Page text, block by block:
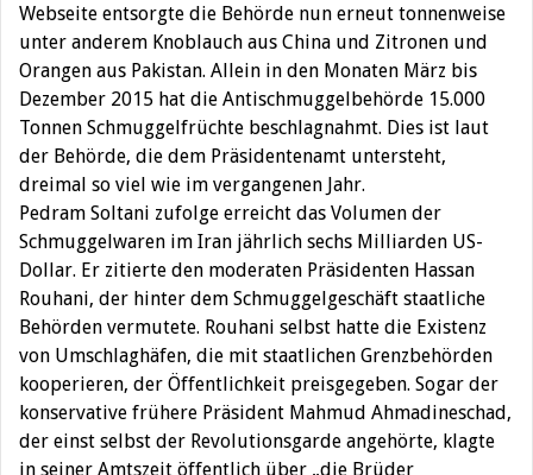
Webseite entsorgte die Behörde nun erneut tonnenweise
unter anderem Knoblauch aus China und Zitronen und
Orangen aus Pakistan. Allein in den Monaten März bis
Dezember 2015 hat die Antischmuggelbehörde 15.000
Tonnen Schmuggelfrüchte beschlagnahmt. Dies ist laut
der Behörde, die dem Präsidentenamt untersteht,
dreimal so viel wie im vergangenen Jahr.
Pedram Soltani zufolge erreicht das Volumen der
Schmuggelwaren im Iran jährlich sechs Milliarden US-
Dollar. Er zitierte den moderaten Präsidenten Hassan
Rouhani, der hinter dem Schmuggelgeschäft staatliche
Behörden vermutete. Rouhani selbst hatte die Existenz
von Umschlaghäfen, die mit staatlichen Grenzbehörden
kooperieren, der Öffentlichkeit preisgegeben. Sogar der
konservative frühere Präsident Mahmud Ahmadineschad,
der einst selbst der Revolutionsgarde angehörte, klagte
in seiner Amtszeit öffentlich über „die Brüder